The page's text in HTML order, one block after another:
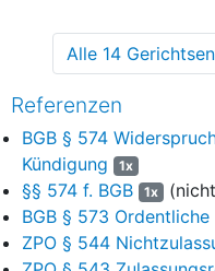
seien ein unrichtiges
Naturgesetze oder
zwischen einer
sowie Mängel der
Anhaltspunkte in
rechtlichen und
erstinstanzlichen
lediglich abstrakte
Unrichtigkeit ohne
Alle 14
Referenzen
BGB § 574
Kündigung
1x
§§ 574 f. BGB 1x
BGB § 573
ZPO § 544